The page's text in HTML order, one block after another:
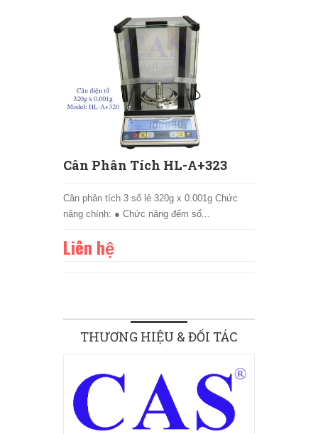
Cân Phân Tích HL-A+323
Cân phân tích 3 số lẻ 320g x 0.001g Chức
năng chính: ● Chức năng đếm số...
Liên hệ
THƯƠNG HIỆU & ĐỐI TÁC